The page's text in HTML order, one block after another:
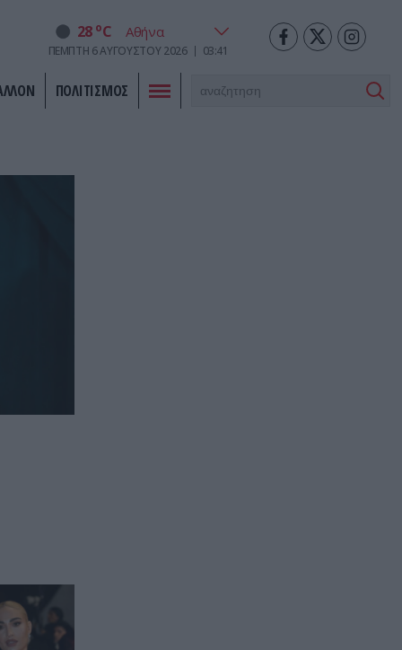
28 oC
ΠΈΜΠΤΗ 6ΑΥΓΟΎΣΤΟΥ 2026 03:41
ΠΟΛΙΤΙΣΜΟΣ